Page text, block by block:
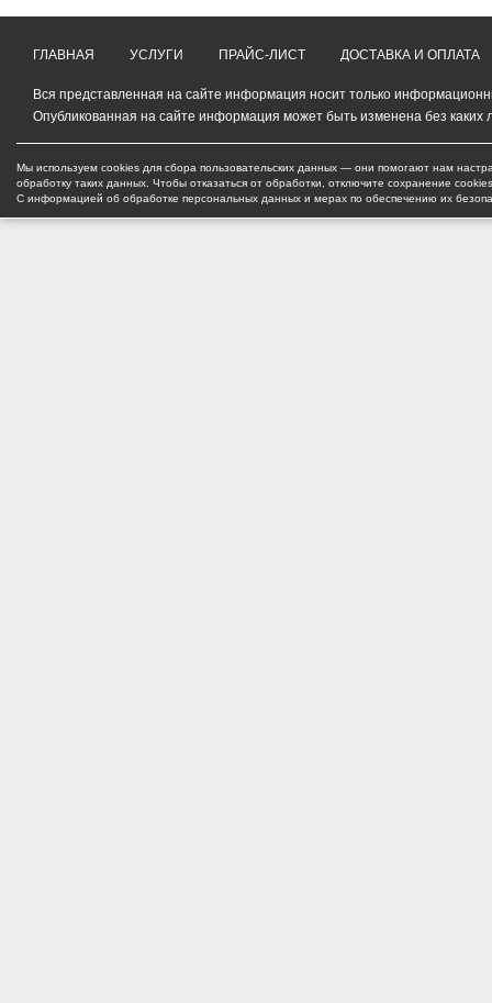
ГЛАВНАЯ УСЛУГИ ПРАЙС-ЛИСТ ДОСТАВКА И ОПЛАТА
Вся представленная на сайте информация носит только
Опубликованная на сайте информация может быть изменена без каких
Мы используем cookies для сбора пользовательских данных — они помогают нам
обработку таких данных. Чтобы отказаться от обработки, отключите сохранение
С информацией об обработке персональных данных и мерах по обеспечению их